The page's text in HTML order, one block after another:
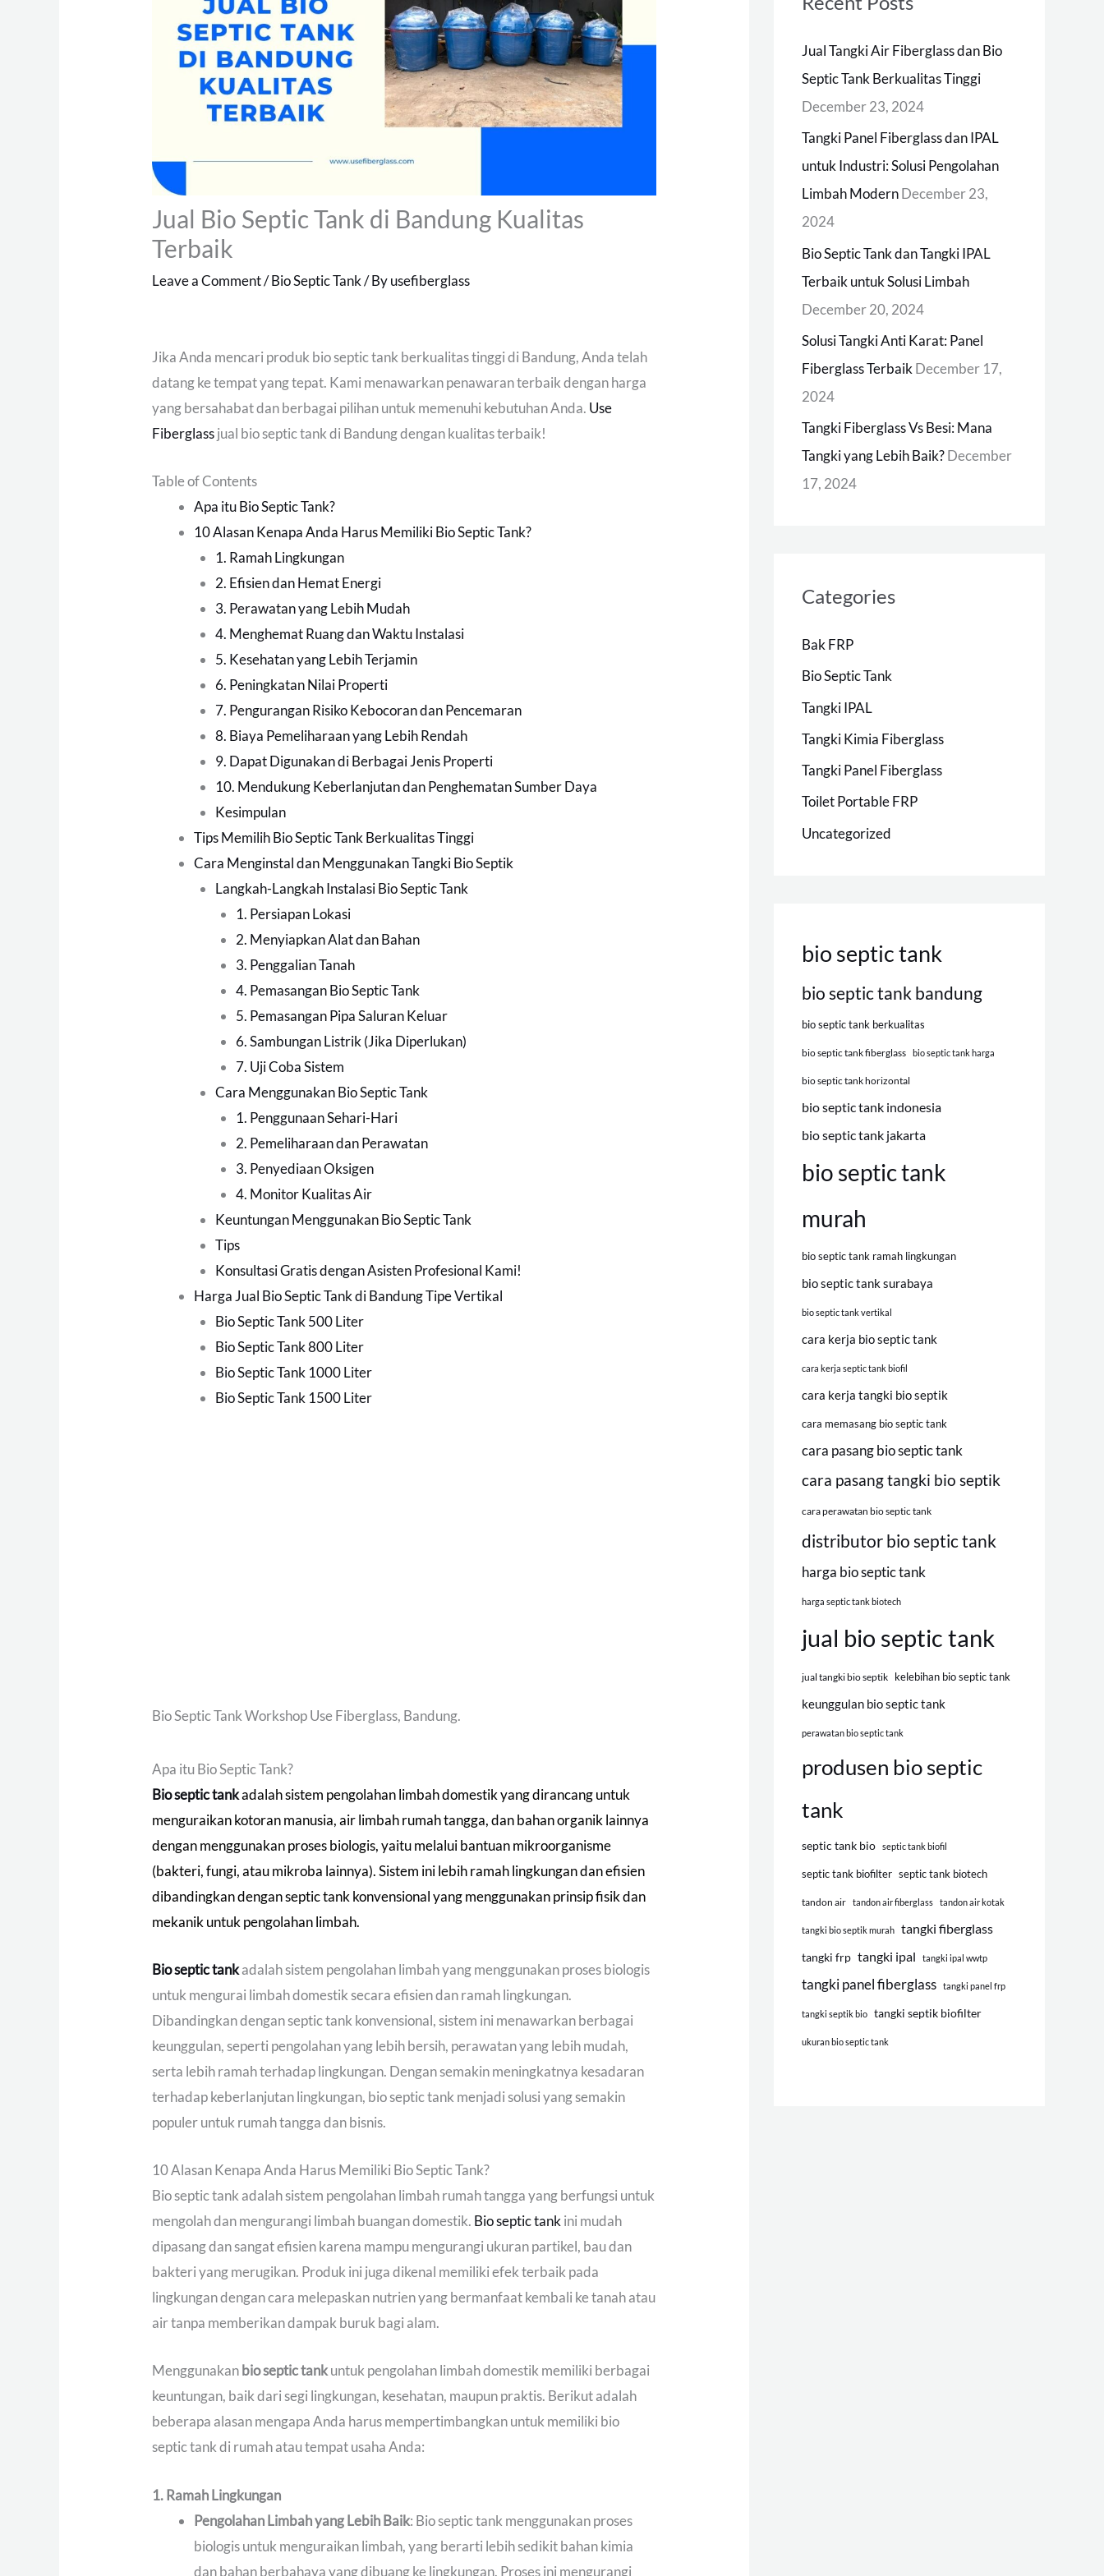
Jual Bio Septic Tank di Bandung Kualitas
Terbaik
Leave a Comment/Bio Septic Tank/ Byusefiberglass
Jika Anda mencari produk bio septic tank berkualitas tinggi di Bandung, Anda telah
datang ke tempat yang tepat. Kami menawarkan penawaran terbaik dengan harga
yang bersahabat dan berbagai pilihan untuk memenuhi kebutuhan Anda. Use
Fiberglassjual bio septic tank di Bandung dengan kualitas terbaik!
Table of Contents
Apa itu Bio Septic Tank?
10 Alasan Kenapa Anda Harus Memiliki Bio Septic Tank?
1. Ramah Lingkungan
2. Efisien dan Hemat Energi
3. Perawatan yang Lebih Mudah
4. Menghemat Ruang dan Waktu Instalasi
5. Kesehatan yang Lebih Terjamin
6. Peningkatan Nilai Properti
7. Pengurangan Risiko Kebocoran dan Pencemaran
8. Biaya Pemeliharaan yang Lebih Rendah
9. Dapat Digunakan di Berbagai Jenis Properti
10. Mendukung Keberlanjutan dan Penghematan Sumber Daya
Kesimpulan
Tips Memilih Bio Septic Tank Berkualitas Tinggi
Cara Menginstal dan Menggunakan Tangki Bio Septik
Langkah-Langkah Instalasi Bio Septic Tank
1. Persiapan Lokasi
2. Menyiapkan Alat dan Bahan
3. Penggalian Tanah
4. Pemasangan Bio Septic Tank
5. Pemasangan Pipa Saluran Keluar
6. Sambungan Listrik (Jika Diperlukan)
7. Uji Coba Sistem
Cara Menggunakan Bio Septic Tank
1. Penggunaan Sehari-Hari
2. Pemeliharaan dan Perawatan
3. Penyediaan Oksigen
4. Monitor Kualitas Air
Keuntungan Menggunakan Bio Septic Tank
Tips
Konsultasi Gratis dengan Asisten Profesional Kami!
Harga Jual Bio Septic Tank di Bandung Tipe Vertikal
Bio Septic Tank 500 Liter
Bio Septic Tank 800 Liter
Bio Septic Tank 1000 Liter
Bio Septic Tank 1500 Liter
Bio Septic Tank Workshop Use Fiberglass, Bandung.
Apa itu Bio Septic Tank?
Bio septic tankadalah sistem pengolahan limbah domestik yang dirancang untuk
menguraikan kotoran manusia, air limbah rumah tangga, dan bahan organik lainnya
dengan menggunakan proses biologis, yaitu melalui bantuan mikroorganisme
(bakteri, fungi, atau mikroba lainnya). Sistem ini lebih ramah lingkungan dan efisien
dibandingkan dengan septic tank konvensional yang menggunakan prinsip fisik dan
mekanik untuk pengolahan limbah.
Bio septic tankadalah sistem pengolahan limbah yang menggunakan proses biologis
untuk mengurai limbah domestik secara efisien dan ramah lingkungan.
Dibandingkan dengan septic tank konvensional, sistem ini menawarkan berbagai
keunggulan, seperti pengolahan yang lebih bersih, perawatan yang lebih mudah,
serta lebih ramah terhadap lingkungan. Dengan semakin meningkatnya kesadaran
terhadap keberlanjutan lingkungan, bio septic tank menjadi solusi yang semakin
populer untuk rumah tangga dan bisnis.
10 Alasan Kenapa Anda Harus Memiliki Bio Septic Tank?
Bio septic tank adalah sistem pengolahan limbah rumah tangga yang berfungsi untuk
mengolah dan mengurangi limbah buangan domestik. Bio septic tankini mudah
dipasang dan sangat efisien karena mampu mengurangi ukuran partikel, bau dan
bakteri yang merugikan. Produk ini juga dikenal memiliki efek terbaik pada
lingkungan dengan cara melepaskan nutrien yang bermanfaat kembali ke tanah atau
air tanpa memberikan dampak buruk bagi alam.
Menggunakanbio septic tankuntuk pengolahan limbah domestik memiliki berbagai
keuntungan, baik dari segi lingkungan, kesehatan, maupun praktis. Berikut adalah
beberapa alasan mengapa Anda harus mempertimbangkan untuk memiliki bio
septic tank di rumah atau tempat usaha Anda:
1. Ramah Lingkungan
Pengolahan Limbah yang Lebih Baik: Bio septic tank menggunakan proses
biologis untuk menguraikan limbah, yang berarti lebih sedikit bahan kimia
dan bahan berbahaya yang dibuang ke lingkungan. Proses ini mengurangi
f
o
r
Jual Tangki Air Fiberglass dan Bio
Septic Tank Berkualitas Tinggi
December 23, 2024
Tangki Panel Fiberglass dan IPAL
untuk Industri: Solusi Pengolahan
Limbah ModernDecember 23,
2024
Bio Septic Tank dan Tangki IPAL
Terbaik untuk Solusi Limbah
December 20, 2024
Solusi Tangki Anti Karat: Panel
Fiberglass TerbaikDecember 17,
2024
Tangki Fiberglass Vs Besi: Mana
Tangki yang Lebih Baik?December
17, 2024
Categories
Bak FRP
Bio Septic Tank
Tangki IPAL
Tangki Kimia Fiberglass
Tangki Panel Fiberglass
Toilet Portable FRP
Uncategorized
bio septic tank
bio septic tank bandung
bio septic tank berkualitas
bio septic tank fiberglass bio septic tank harga
bio septic tank horizontal
bio septic tank indonesia
bio septic tank jakarta
bio septic tank
murah
bio septic tank ramah lingkungan
bio septic tank surabaya
bio septic tank vertikal
cara kerja bio septic tank
cara kerja septic tank biofil
cara kerja tangki bio septik
cara memasang bio septic tank
cara pasang bio septic tank
cara pasang tangki bio septik
cara perawatan bio septic tank
distributor bio septic tank
harga bio septic tank
harga septic tank biotech
jual bio septic tank
jual tangki bio septik kelebihan bio septic tank
keunggulan bio septic tank
perawatan bio septic tank
produsen bio septic
tank
septic tank bio septic tank biofil
septic tank biofilter septic tank biotech
tandon air tandon air fiberglass tandon air kotak
tangki bio septik murah tangki fiberglass
tangki frp tangki ipal tangki ipal wwtp
tangki panel fiberglass tangki panel frp
tangki septik bio tangki septik biofilter
ukuran bio septic tank